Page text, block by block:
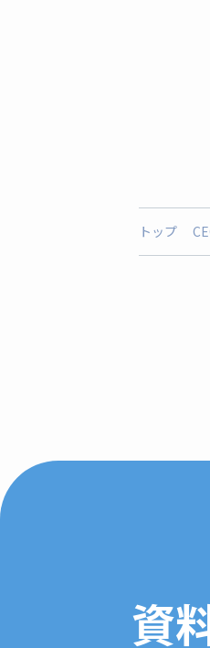
トップ
資